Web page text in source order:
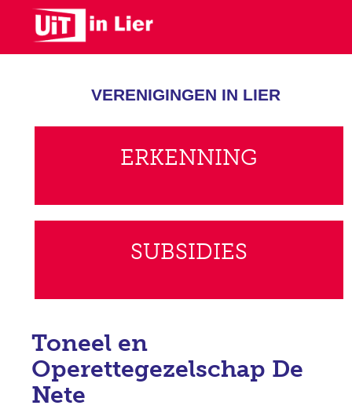
VERENIGINGEN IN LIER
ERKENNING
SUBSIDIES
Toneel en
Operettegezelschap De
Nete